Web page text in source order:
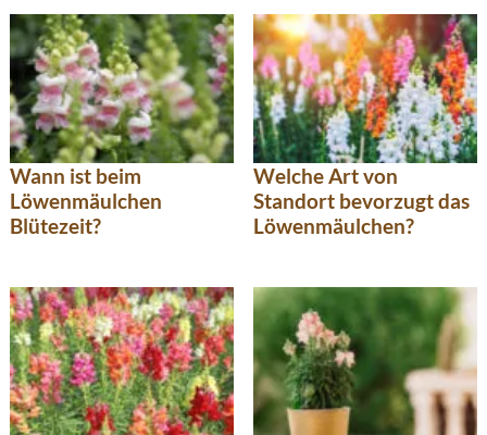
Wann ist beim
Löwenmäulchen
Blütezeit?
Welche Art von
Standort bevorzugt das
Löwenmäulchen?